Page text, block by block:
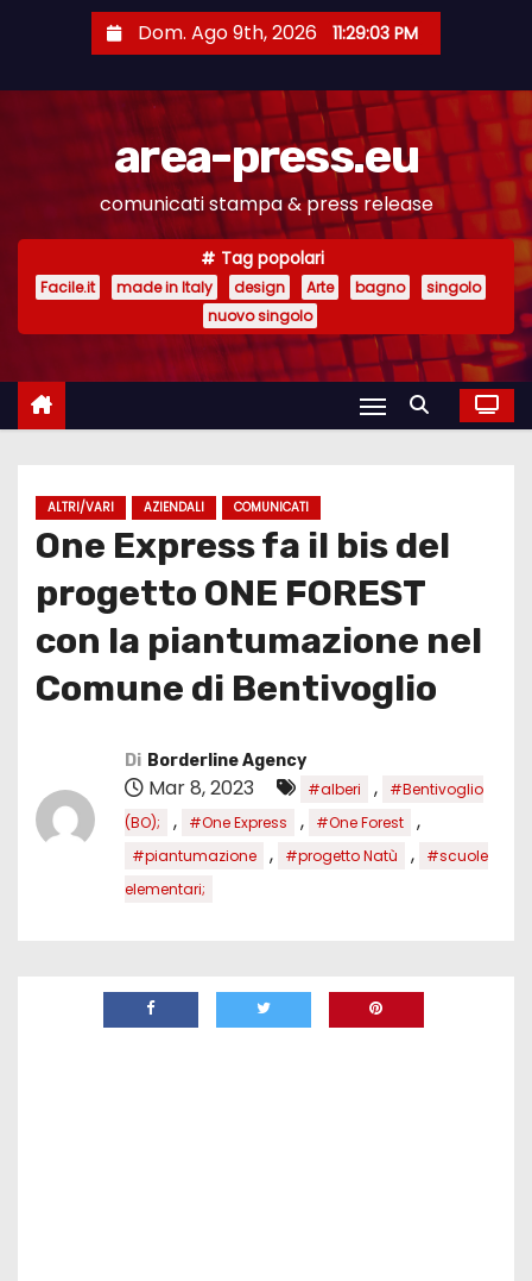
e
Dom. Ago 9th, 2026 11:29:04 PM
area-press.eu
comunicati stampa & press release
Tag popolari
Facile.it made in Italy design Arte bagno
singolo
nuovo singolo
ALTRI/VARI AZIENDALI COMUNICATI
One Express fa il bis del
progetto ONE FOREST
con la piantumazione nel
Comune di Bentivoglio
Di Borderline Agency
Mar 8, 2023 #alberi ,
#Bentivoglio
(BO);
, #One Express , #One Forest ,
#piantumazione , #progetto Natù ,
#scuole
elementari;